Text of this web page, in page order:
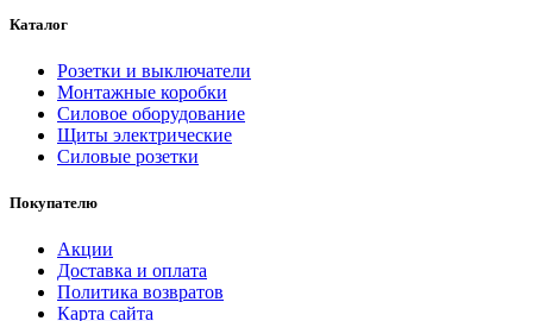
Каталог
Розетки и выключатели
Монтажные коробки
Силовое оборудование
Щиты электрические
Силовые розетки
Покупателю
Акции
Доставка и оплата
Политика возвратов
Карта сайта